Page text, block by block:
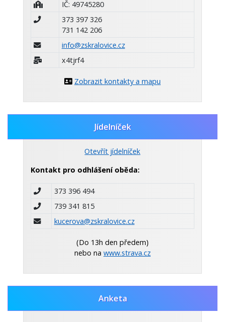
IČ: 49745280
373 397 326
731 142 206
info@zskralovice.cz
x4tjrf4
Zobrazit kontakty a mapu
Jídelníček
Otevřít jídelníček
Kontakt pro odhlášení oběda:
373 396 494
739 341 815
kucerova@zskralovice.cz
(Do 13h den předem)
nebo na www.strava.cz
Anketa